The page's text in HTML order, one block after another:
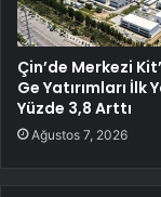
Çin’de Merkezi
Ge Yatırımları İlk
Yüzde 3,8 Arttı
Ağustos 7, 2026